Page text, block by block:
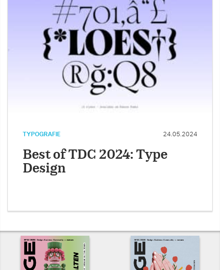
TYPOGRAFIE 24.05.2024
Best of TDC 2024: Type
Design